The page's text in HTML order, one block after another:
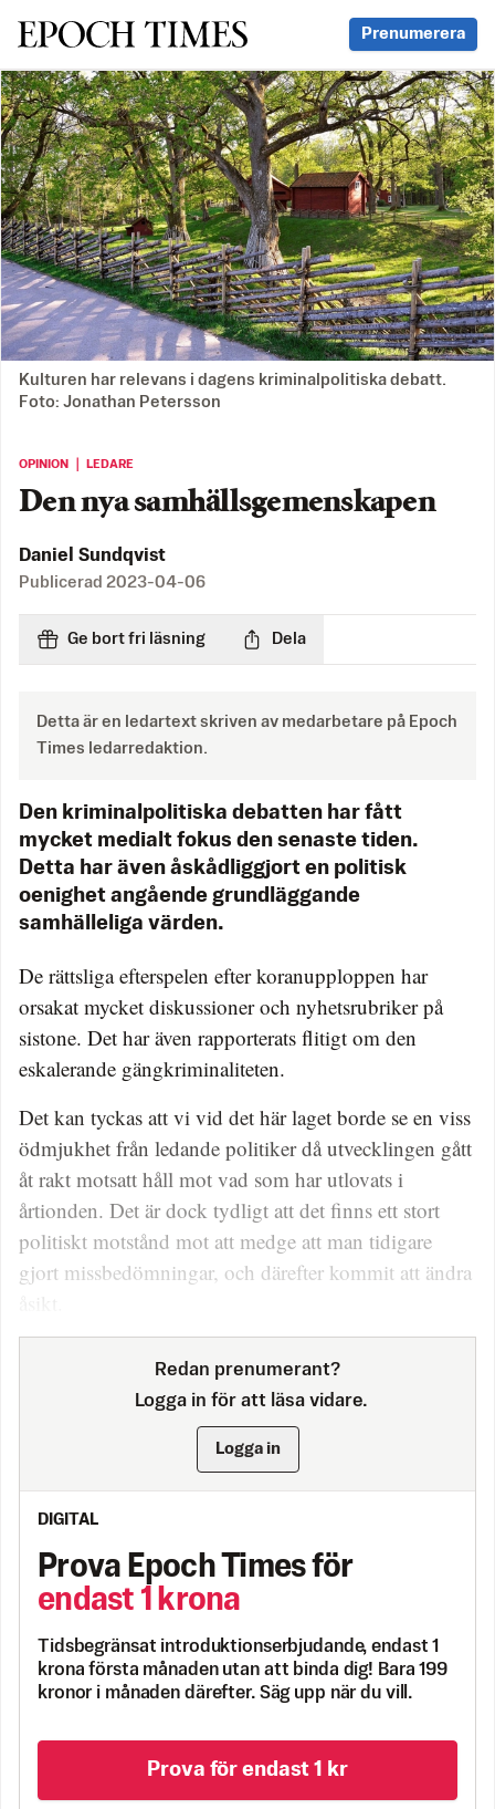
Svenska Epoch Times Prenumerera
Kulturen har relevans i dagens kriminalpolitiska debatt.
Foto: Jonathan Petersson
OPINION ｜ LEDARE
Den nya samhällsgemenskapen
Daniel Sundqvist
Publicerad 2023-04-06
Ge bort fri läsning Dela
Detta är en ledartext skriven av medarbetare på Epoch
Times ledarredaktion.
Den kriminalpolitiska debatten har fått
mycket medialt fokus den senaste tiden.
Detta har även åskådliggjort en politisk
oenighet angående grundläggande
samhälleliga värden.
De rättsliga efterspelen efter koranupploppen har
orsakat mycket diskussioner och nyhetsrubriker på
sistone. Det har även rapporterats flitigt om den
eskalerande gängkriminaliteten.
Det kan tyckas att vi vid det här laget borde se en viss
ödmjukhet från ledande politiker då utvecklingen gått
åt rakt motsatt håll mot vad som har utlovats i
årtionden. Det är dock tydligt att det finns ett stort
politiskt motstånd mot att medge att man tidigare
gjort missbedömningar, och därefter kommit att ändra
Redan prenumerant?
Logga in för att läsa vidare.
Logga in
DIGITAL
Prova Epoch Times för
endast 1 krona
Tidsbegränsat introduktionserbjudande, endast 1
krona första månaden utan att binda dig! Bara 199
kronor i månaden därefter. Säg upp när du vill.
Prova för endast 1 kr